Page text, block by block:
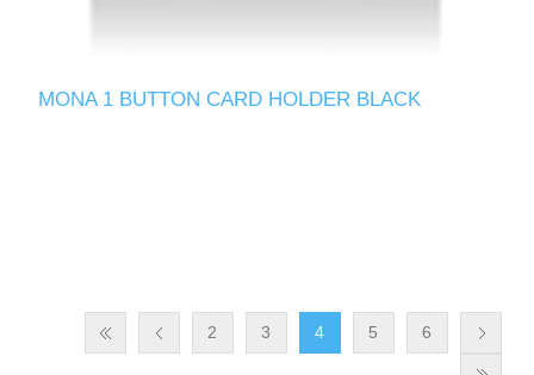
MONA 1 BUTTON CARD HOLDER BLACK
2 3 4 5 6